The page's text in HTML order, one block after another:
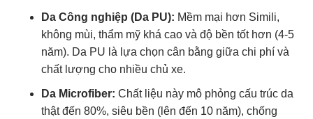
Da Công nghiệp (Da PU): Mềm mại hơn Simili,
không mùi, thẩm mỹ khá cao và độ bền tốt hơn (4-5
năm). Da PU là lựa chọn cân bằng giữa chi phí và
chất lượng cho nhiều chủ xe.
Da Microfiber: Chất liệu này mô phỏng cấu trúc da
thật đến 80%, siêu bền (lên đến 10 năm), chống